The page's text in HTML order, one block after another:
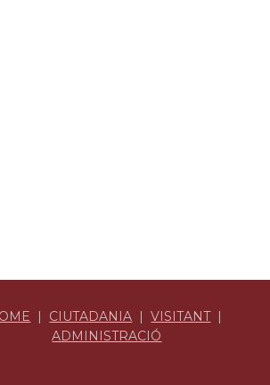
| CIUTADANIA |VISITANT|
ADMINISTRACIÓ